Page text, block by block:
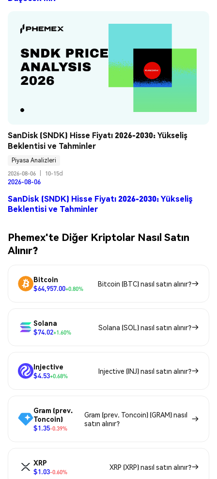
SanDisk (SNDK) Hisse Fiyatı 2026-2030: Yükseliş
Beklentisi ve Tahminler
Piyasa Analizleri
2026-08-06
10-15d
2026-08-06
SanDisk (SNDK) Hisse Fiyatı 2026-2030: Yükseliş
Beklentisi ve Tahminler
Phemex'te Diğer Kriptolar Nasıl Satın
Alınır?
Bitcoin
$64,957.00+0.80%
Bitcoin (BTC) nasıl satın alınır?
Solana
$74.02+1.60%
Solana (SOL) nasıl satın alınır?
Injective
$4.53+0.68%
Injective (INJ) nasıl satın alınır?
Gram (prev.
Toncoin)
$1.35-0.39%
Gram (prev. Toncoin) (GRAM) nasıl
satın alınır?
XRP
$1.03-0.60%
XRP (XRP) nasıl satın alınır?